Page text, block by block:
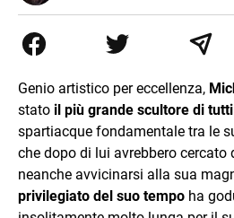
Giornalismo conseguiti alla
passione per la scrittura a
imprenditore di me stesso.
Genio artistico per eccellenza,
stato il più grande scultore di
spartiacque fondamentale tra le
che dopo di lui avrebbero cercato
neanche avvicinarsi alla sua
privilegiato del suo tempo ha